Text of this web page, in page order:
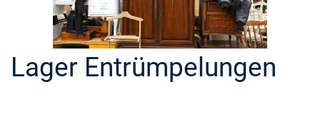
Lager Entrümpelungen